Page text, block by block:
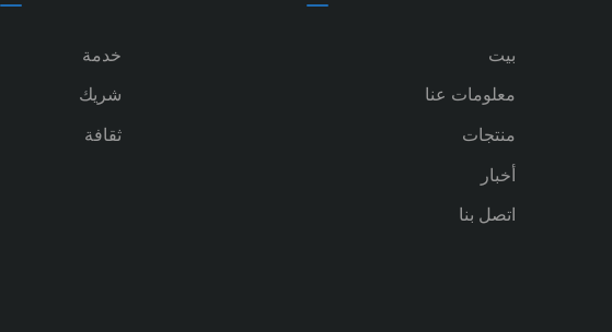
بيت
معلومات عنا
منتجات
أخبار
اتصل بنا
خدمة
شريك
ثقافة